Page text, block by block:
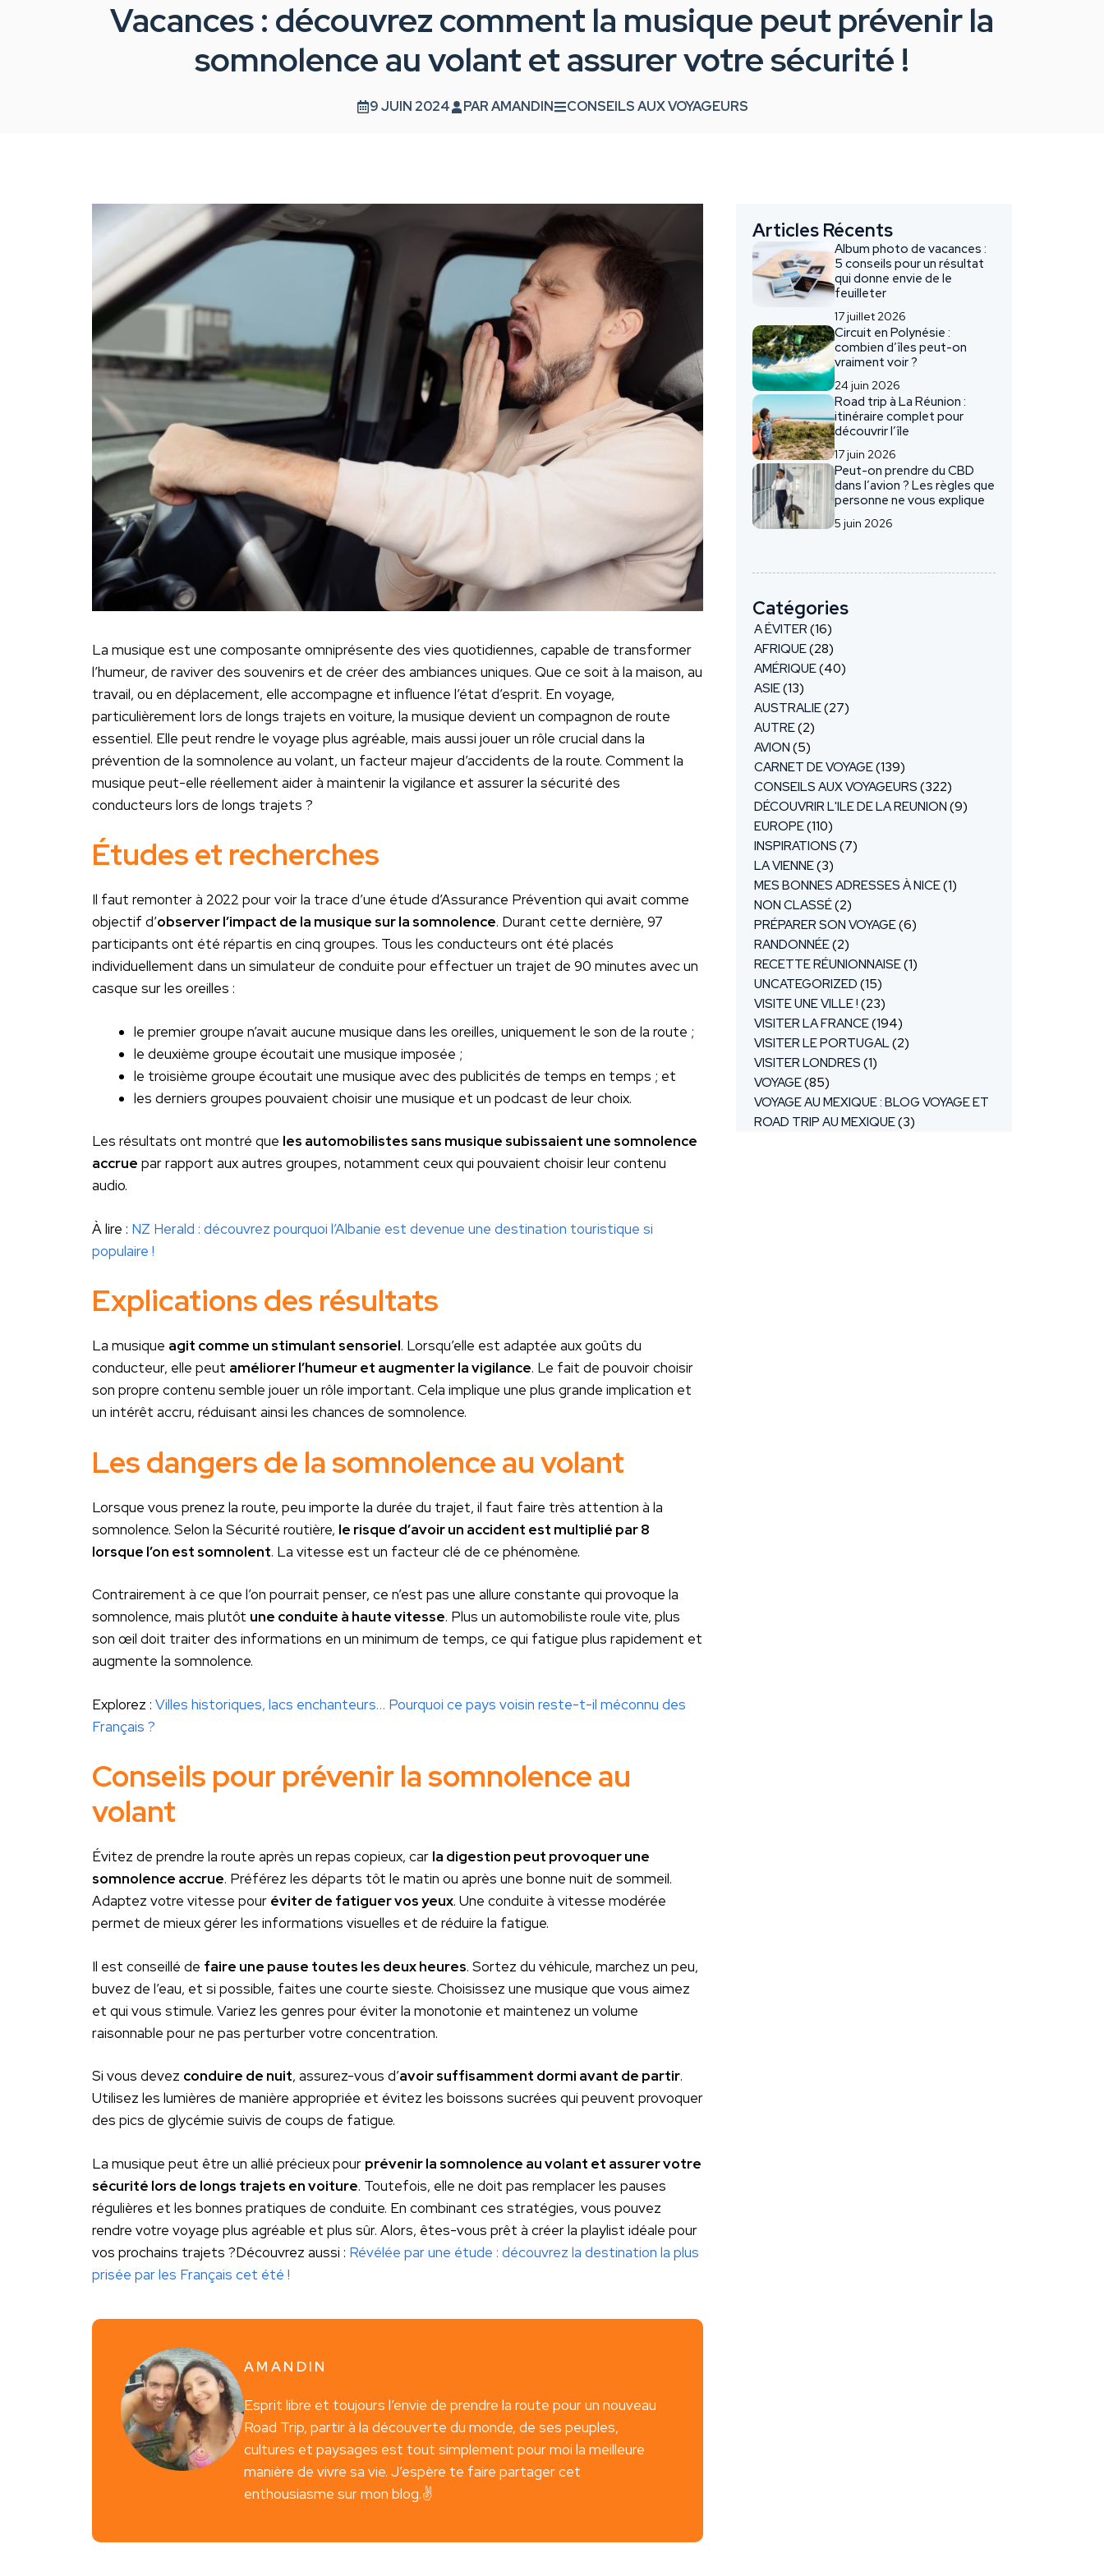
Vacances : découvrez comment la musique peut prévenir la
somnolence au volant et assurer votre sécurité !
9 JUIN 2024 PARAMANDIN CONSEILS AUX VOYAGEURS
La musique est une composante omniprésente des vies quotidiennes, capable de transformer
l’humeur, de raviver des souvenirs et de créer des ambiances uniques. Que ce soit à la maison, au
travail, ou en déplacement, elle accompagne et influence l’état d’esprit. En voyage,
particulièrement lors de longs trajets en voiture, la musique devient un compagnon de route
essentiel. Elle peut rendre le voyage plus agréable, mais aussi jouer un rôle crucial dans la
prévention de la somnolence au volant, un facteur majeur d’accidents de la route. Comment la
musique peut-elle réellement aider à maintenir la vigilance et assurer la sécurité des
conducteurs lors de longs trajets ?
Études et recherches
Il faut remonter à 2022 pour voir la trace d’une étude d’Assurance Prévention qui avait comme
objectif d’observer l’impact de la musique sur la somnolence. Durant cette dernière, 97
participants ont été répartis en cinq groupes. Tous les conducteurs ont été placés
individuellement dans un simulateur de conduite pour effectuer un trajet de 90 minutes avec un
casque sur les oreilles :
le premier groupe n’avait aucune musique dans les oreilles, uniquement le son de la route ;
le deuxième groupe écoutait une musique imposée ;
le troisième groupe écoutait une musique avec des publicités de temps en temps ; et
les derniers groupes pouvaient choisir une musique et un podcast de leur choix.
Les résultats ont montré que les automobilistes sans musique subissaient une somnolence
accrue par rapport aux autres groupes, notamment ceux qui pouvaient choisir leur contenu
audio.
À lire : NZ Herald : découvrez pourquoi l’Albanie est devenue une destination touristique si
populaire !
Explications des résultats
La musique agit comme un stimulant sensoriel. Lorsqu’elle est adaptée aux goûts du
conducteur, elle peut améliorer l’humeur et augmenter la vigilance. Le fait de pouvoir choisir
son propre contenu semble jouer un rôle important. Cela implique une plus grande implication et
un intérêt accru, réduisant ainsi les chances de somnolence.
Les dangers de la somnolence au volant
Lorsque vous prenez la route, peu importe la durée du trajet, il faut faire très attention à la
somnolence. Selon la Sécurité routière, le risque d’avoir un accident est multiplié par 8
lorsque l’on est somnolent. La vitesse est un facteur clé de ce phénomène.
Contrairement à ce que l’on pourrait penser, ce n’est pas une allure constante qui provoque la
somnolence, mais plutôt une conduite à haute vitesse. Plus un automobiliste roule vite, plus
son œil doit traiter des informations en un minimum de temps, ce qui fatigue plus rapidement et
augmente la somnolence.
Explorez : Villes historiques, lacs enchanteurs… Pourquoi ce pays voisin reste-t-il méconnu des
Français ?
Conseils pour prévenir la somnolence au
volant
Évitez de prendre la route après un repas copieux, car la digestion peut provoquer une
somnolence accrue. Préférez les départs tôt le matin ou après une bonne nuit de sommeil.
Adaptez votre vitesse pour éviter de fatiguer vos yeux. Une conduite à vitesse modérée
permet de mieux gérer les informations visuelles et de réduire la fatigue.
Il est conseillé de faire une pause toutes les deux heures. Sortez du véhicule, marchez un peu,
buvez de l’eau, et si possible, faites une courte sieste. Choisissez une musique que vous aimez
et qui vous stimule. Variez les genres pour éviter la monotonie et maintenez un volume
raisonnable pour ne pas perturber votre concentration.
Si vous devez conduire de nuit, assurez-vous d’avoir suffisamment dormi avant de partir.
Utilisez les lumières de manière appropriée et évitez les boissons sucrées qui peuvent provoquer
des pics de glycémie suivis de coups de fatigue.
La musique peut être un allié précieux pour prévenir la somnolence au volant et assurer votre
sécurité lors de longs trajets en voiture. Toutefois, elle ne doit pas remplacer les pauses
régulières et les bonnes pratiques de conduite. En combinant ces stratégies, vous pouvez
rendre votre voyage plus agréable et plus sûr. Alors, êtes-vous prêt à créer la playlist idéale pour
vos prochains trajets ?Découvrez aussi : Révélée par une étude : découvrez la destination la plus
prisée par les Français cet été !
AMANDIN
Esprit libre et toujours l’envie de prendre la route pour un nouveau
Road Trip, partir à la découverte du monde, de ses peuples,
cultures et paysages est tout simplement pour moi la meilleure
manière de vivre sa vie. J’espère te faire partager cet
enthousiasme sur mon blog.✌️
Articles Récents
Album photo de vacances :
5 conseils pour un résultat
qui donne envie de le
feuilleter
17 juillet 2026
Circuit en Polynésie :
combien d’îles peut-on
vraiment voir ?
24 juin 2026
Road trip à La Réunion :
itinéraire complet pour
découvrir l’île
17 juin 2026
Peut-on prendre du CBD
dans l’avion ? Les règles que
personne ne vous explique
5 juin 2026
Catégories
A ÉVITER (16)
AFRIQUE(28)
AMÉRIQUE(40)
ASIE(13)
AUSTRALIE(27)
AUTRE(2)
AVION (5)
CARNET DE VOYAGE(139)
CONSEILS AUX VOYAGEURS (322)
DÉCOUVRIR L'ILE DE LA REUNION (9)
EUROPE(110)
INSPIRATIONS (7)
LA VIENNE(3)
MES BONNES ADRESSES À NICE(1)
NON CLASSÉ(2)
PRÉPARER SON VOYAGE(6)
RANDONNÉE(2)
RECETTE RÉUNIONNAISE(1)
UNCATEGORIZED (15)
VISITE UNE VILLE ! (23)
VISITER LA FRANCE(194)
VISITER LE PORTUGAL(2)
VISITER LONDRES (1)
VOYAGE(85)
VOYAGE AU MEXIQUE : BLOG VOYAGE ET
ROAD TRIP AU MEXIQUE(3)